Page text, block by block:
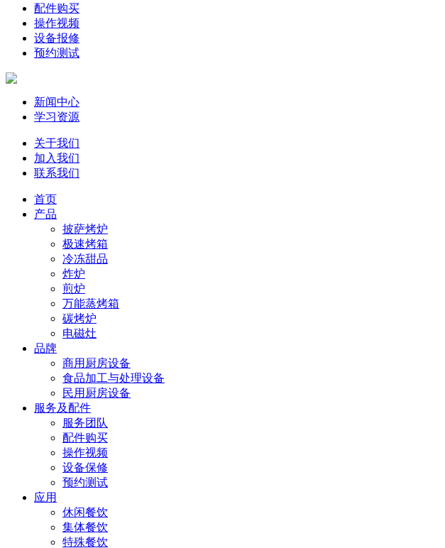
配件购买
操作视频
设备报修
预约测试
新闻中心
学习资源
关于我们
加入我们
联系我们
首页
产品
披萨烤炉
极速烤箱
冷冻甜品
炸炉
煎炉
万能蒸烤箱
碳烤炉
电磁灶
品牌
商用厨房设备
食品加工与处理设备
民用厨房设备
服务及配件
服务团队
配件购买
操作视频
设备保修
预约测试
应用
休闲餐饮
集体餐饮
特殊餐饮